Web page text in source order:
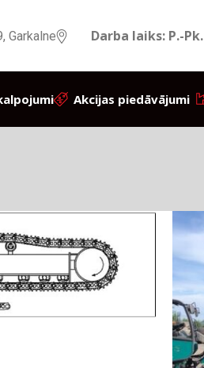
Garkalne Darba laiks: P.-Pk.
Akcijas piedāvājumi